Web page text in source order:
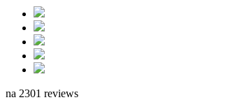
na 2301 reviews